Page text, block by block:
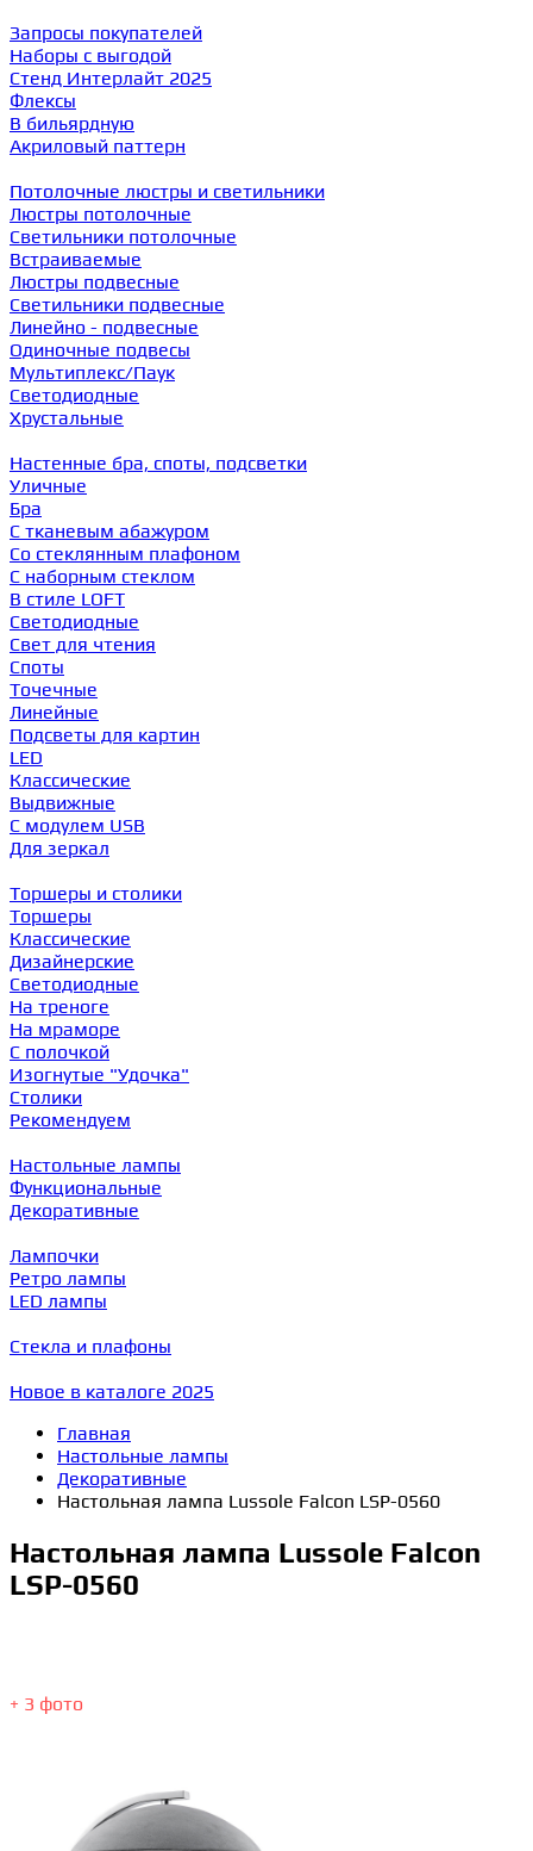
Запросы покупателей
Наборы с выгодой
Стенд Интерлайт 2025
Флексы
В бильярдную
Акриловый паттерн
Потолочные люстры и светильники
Люстры потолочные
Светильники потолочные
Встраиваемые
Люстры подвесные
Светильники подвесные
Линейно - подвесные
Одиночные подвесы
Мультиплекс/Паук
Светодиодные
Хрустальные
Настенные бра, споты, подсветки
Уличные
Бра
С тканевым абажуром
Со стеклянным плафоном
С наборным стеклом
В стиле LOFT
Светодиодные
Свет для чтения
Споты
Точечные
Линейные
Подсветы для картин
LED
Классические
Выдвижные
С модулем USB
Для зеркал
Торшеры и столики
Торшеры
Классические
Дизайнерские
Светодиодные
На треноге
На мраморе
С полочкой
Изогнутые "Удочка"
Столики
Рекомендуем
Настольные лампы
Функциональные
Декоративные
Лампочки
Ретро лампы
LED лампы
Стекла и плафоны
Новое в каталоге 2025
Главная
Настольные лампы
Декоративные
Настольная лампа Lussole Falcon LSP-0560
Настольная лампа Lussole Falcon
LSP-0560
+ 3 фото